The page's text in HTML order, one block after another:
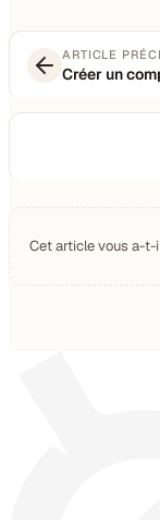
ARTICLE
Créer un
Cet article vous a-t-